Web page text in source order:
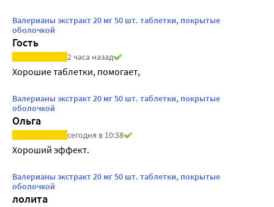
Валерианы экстракт 20 мг 50 шт. таблетки, покрытые
оболочкой
Гость
2 часа назад
Хорошие таблетки, помогает,
Валерианы экстракт 20 мг 50 шт. таблетки, покрытые
оболочкой
Ольга
сегодня в 10:38
Хороший эффект.
Валерианы экстракт 20 мг 50 шт. таблетки, покрытые
оболочкой
лолита